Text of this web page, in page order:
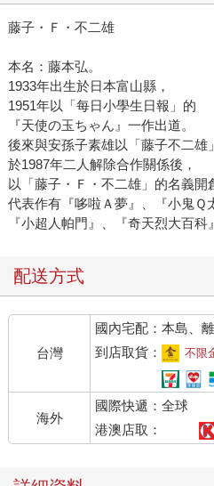
藤子・Ｆ・不二雄
本名：藤本弘。
1933年出生於日本富山縣，
1951年以「每日小學生日報」的
『天使の玉ちゃん』一作出道。
後來與安孫子素雄以「藤子不二雄
於1987年二人解除合作關係後，
以「藤子・Ｆ・不二雄」的名義開
代表作有『哆啦Ａ夢』、『小鬼Ｑ
『小超人帕門』、『奇天烈大百
配送方式
台灣
國內宅配：本島、
到店取貨：
不限
海外
國際快遞：全球
港澳店取：